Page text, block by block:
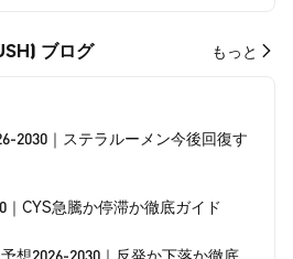
ブログ もっと
2030｜ステラルーメン今後回復す
｜CYS急騰か停滞か徹底ガイド
想2026-2030｜反発か下落か徹底